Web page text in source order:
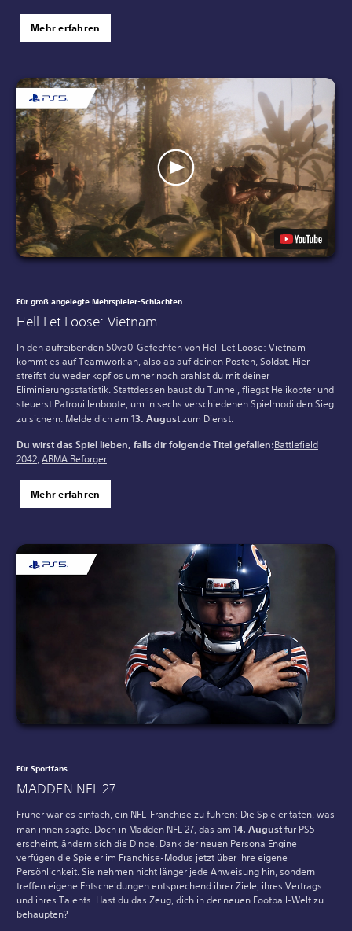
Mehr erfahren
Für groß angelegte Mehrspieler-Schlachten
Hell Let Loose: Vietnam
In den aufreibenden 50v50-Gefechten von Hell Let Loose: Vietnam
kommt es auf Teamwork an, also ab auf deinen Posten, Soldat. Hier
streifst du weder kopflos umher noch prahlst du mit deiner
Eliminierungsstatistik. Stattdessen baust du Tunnel, fliegst Helikopter und
steuerst Patrouillenboote, um in sechs verschiedenen Spielmodi den Sieg
zu sichern. Melde dich am 13. Augustzum Dienst.
Du wirst das Spiel lieben, falls dir folgende Titel gefallen:Battlefield
2042,ARMA Reforger
Mehr erfahren
Für Sportfans
MADDEN NFL 27
Früher war es einfach, ein NFL-Franchise zu führen: Die Spieler taten, was
man ihnen sagte. Doch in Madden NFL 27, das am 14. Augustfür PS5
erscheint, ändern sich die Dinge. Dank der neuen Persona Engine
verfügen die Spieler im Franchise-Modus jetzt über ihre eigene
Persönlichkeit. Sie nehmen nicht länger jede Anweisung hin, sondern
treffen eigene Entscheidungen entsprechend ihrer Ziele, ihres Vertrags
und ihres Talents. Hast du das Zeug, dich in der neuen Football-Welt zu
behaupten?